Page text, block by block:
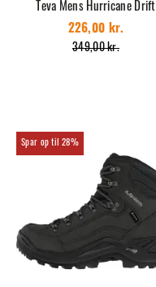
Teva Mens Hurricane Drift
349,00 kr.
226,00 kr.
28%